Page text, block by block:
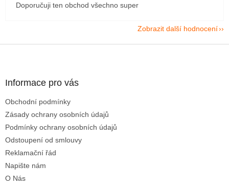
Doporučuji ten obchod všechno super
Zobrazit další hodnocení
Informace pro vás
Obchodní podmínky
Zásady ochrany osobních údajů
Podmínky ochrany osobních údajů
Odstoupení od smlouvy
Reklamační řád
Napište nám
O Nás